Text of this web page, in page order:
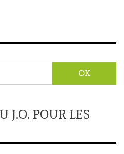
J.O. POUR LES